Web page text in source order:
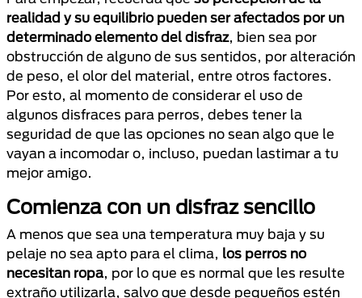
realidad y su equilibrio pueden ser afectados por un
determinado elemento del disfraz, bien sea por
obstrucción de alguno de sus sentidos, por alteración
de peso, el olor del material, entre otros factores.
Por esto, al momento de considerar el uso de
algunos disfraces para perros, debes tener la
seguridad de que las opciones no sean algo que le
vayan a incomodar o, incluso, puedan lastimar a tu
mejor amigo.
Comienza con un disfraz sencillo
A menos que sea una temperatura muy baja y su
pelaje no sea apto para el clima, los perros no
necesitan ropa , por lo que es normal que les resulte
extraño utilizarla, salvo que desde pequeños estén